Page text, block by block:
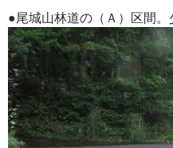
●尾城山林道の（Ａ）区間